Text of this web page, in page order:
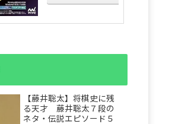
【藤井聡太】将棋史に残
る天才 藤井聡太７段の
ネタ・伝説エピソード５